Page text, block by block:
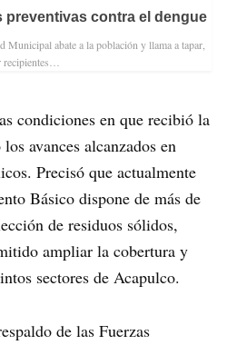
preventivas contra el dengue
Municipal abate a la población y llama a tapar,
condiciones en que recibió la
avances alcanzados en
Precisó que actualmente
Básico dispone de más de
de residuos sólidos,
ampliar la cobertura y
sectores de Acapulco.
de las Fuerzas